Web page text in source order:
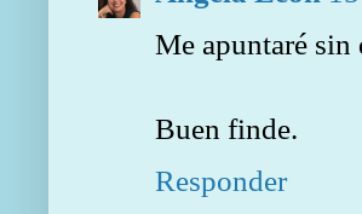
Me apuntaré sin
Buen finde.
Responder